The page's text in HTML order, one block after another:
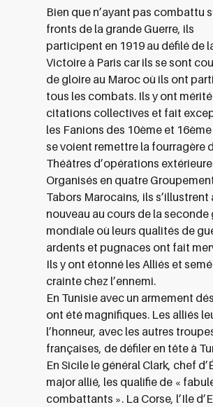
Bien que n’ayant pas combattu
fronts de la grande Guerre, ils
participent en 1919 au défilé de
Victoire à Paris car ils se sont
de gloire au Maroc où ils ont
tous les combats. Ils y ont
citations collectives et fait
les Fanions des 10ème et
se voient remettre la fourragère
Théâtres d’opérations
Organisés en quatre
Tabors Marocains, ils s’illustrent
nouveau au cours de la seconde
mondiale où leurs qualités de
ardents et pugnaces ont fait
Ils y ont étonné les Alliés et
crainte chez l’ennemi.
En Tunisie avec un armement
ont été magnifiques. Les alliés
l’honneur, avec les autres
françaises, de défiler en tête à
En Sicile le général Clark, chef
major allié, les qualifie de «
combattants ». La Corse, l’Ile